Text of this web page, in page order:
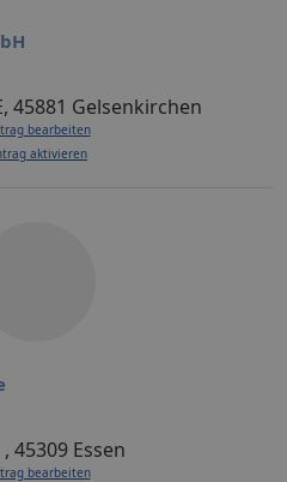
45881 Gelsenkirchen
bearbeiten
aktivieren
45309 Essen
bearbeiten